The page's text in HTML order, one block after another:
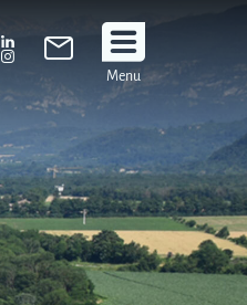
Suivez
nous Menu